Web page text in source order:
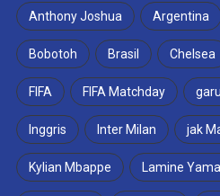
Anthony Joshua Argentina
Bobotoh Brasil Chelsea
FIFA FIFA Matchday
Inggris Inter Milan jak
Kylian Mbappe Lamine